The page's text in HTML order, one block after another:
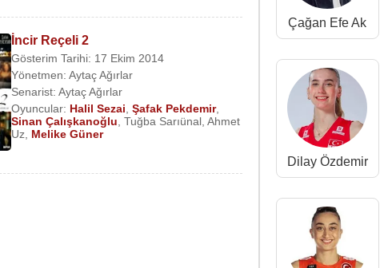
İncir Reçeli 2
Gösterim Tarihi: 17 Ekim 2014
Yönetmen:Aytaç Ağırlar
Senarist:Aytaç Ağırlar
Oyuncular: Halil Sezai ,Şafak Pekdemir,
Sinan Çalışkanoğlu ,Tuğba Sarıünal ,Ahmet
Uz Melike Güner
Çağan Efe Ak
Dilay Özdemir